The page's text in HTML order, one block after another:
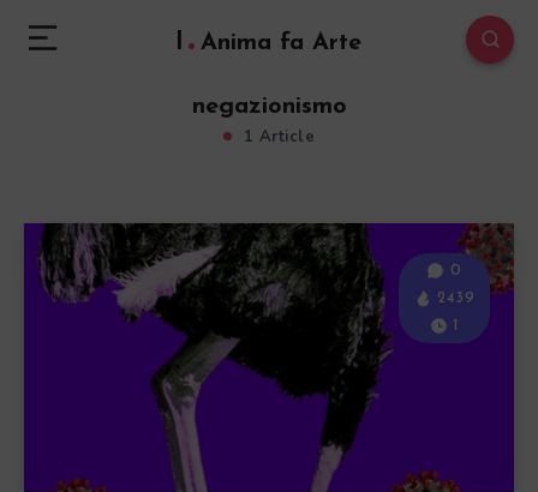
l Anima fa Arte
negazionismo
1 Article
0
2439
1